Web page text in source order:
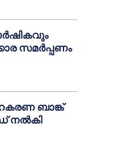
സമർപ്പണം
ബാങ്ക്
നൽകി